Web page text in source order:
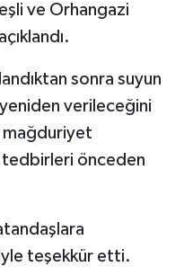
ve Orhangazi
sonra suyun
verileceğini
mağduriyet
tedbirleri önceden
teşekkür etti.